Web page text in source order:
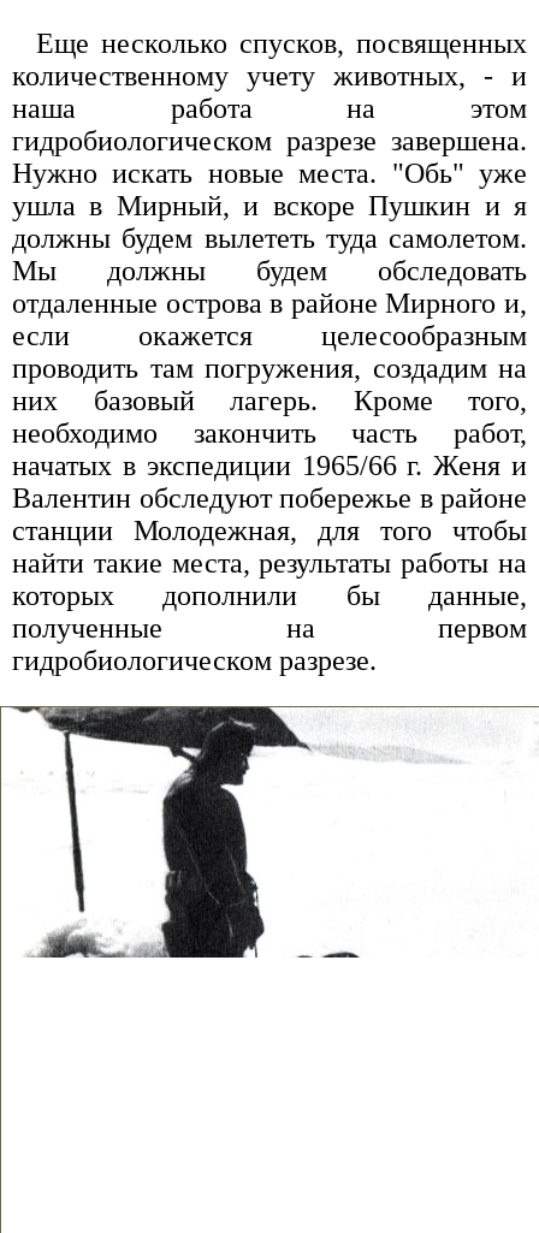
Еще несколько спусков, посвященных
количественному учету животных, - и
наша работа на этом
гидробиологическом разрезе завершена.
Нужно искать новые места. "Обь" уже
ушла в Мирный, и вскоре Пушкин и я
должны будем вылететь туда самолетом.
Мы должны будем обследовать
отдаленные острова в районе Мирного и,
если окажется целесообразным
проводить там погружения, создадим на
них базовый лагерь. Кроме того,
необходимо закончить часть работ,
начатых в экспедиции 1965/66 г. Женя и
Валентин обследуют побережье в районе
станции Молодежная, для того чтобы
найти такие места, результаты работы на
которых дополнили бы данные,
полученные на первом
гидробиологическом разрезе.